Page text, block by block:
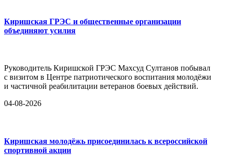
Киришская ГРЭС и общественные организации
объединяют усилия
Руководитель Киришской ГРЭС Махсуд Султанов побывал
с визитом в Центре патриотического воспитания молодёжи
и частичной реабилитации ветеранов боевых действий.
04-08-2026
Киришская молодёжь присоединилась к всероссийской
спортивной акции